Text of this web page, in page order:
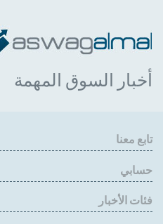
أخبار السوق المهمة
تابع معنا
حسابي
فئات الأخبار